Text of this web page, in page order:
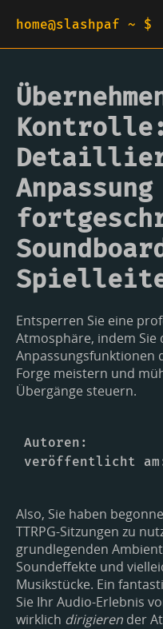
home@slashpaf ~ $
Kontrolle:
Entsperren Sie eine
Atmosphäre, indem
Anpassungsfunktionen
Forge meistern und
Übergänge steuern.
Autoren
veröffentlicht am
Also, Sie haben
TTRPG-Sitzungen zu
grundlegenden
Soundeffekte und
Musikstücke. Ein
Sie Ihr Audio-Erlebnis
wirklich dirigieren der